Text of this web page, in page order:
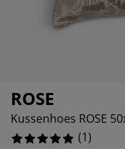
ROSE
Kussenhoes ROSE
(1)